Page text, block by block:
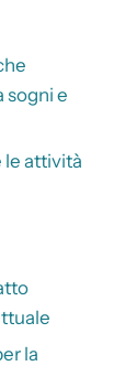
sogni e
attività
la